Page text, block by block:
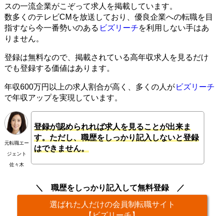
スの一流企業がこぞって求人を掲載しています。
数多くのテレビCMを放送しており、優良企業への転職を目
指すなら今一番勢いのある ビズリーチを利用しない手はあ
りません。
登録は無料なので、掲載されている高年収求人を見るだけ
でも登録する価値はあります。
年収600万円以上の求人割合が高く、多くの人が ビズリーチ
で年収アップを実現しています。
元転職エー
ジェント
佐々木
登録が認められれば求人を見ることが出来ま
す。ただし、職歴をしっかり記入しないと登録
はできません。
職歴をしっかり記入して無料登録
選ばれた人だけの会員制転職サイト